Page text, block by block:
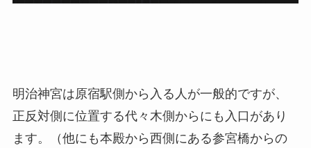
明治神宮は原宿駅側から入る人が一般的ですが、
正反対側に位置する代々木側からにも入口があり
ます。（他にも本殿から西側にある参宮橋からの